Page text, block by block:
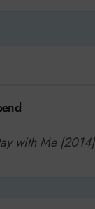
with Me [2014]